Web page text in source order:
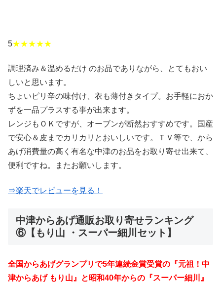
5★★★★★
調理済み＆温めるだけ のお品でありながら、とてもおい
しいと思います。
ちょいピリ辛の味付け、衣も薄付きタイプ。お手軽におか
ずを一品プラスする事が出来ます。
レンジもＯＫですが、オーブンが断然おすすめです。国産
で安心＆皮までカリカリとおいしいです。ＴＶ等で、から
あげ消費量の高く有名な中津のお品をお取り寄せ出来て、
便利ですね。またお願いします。
⇒楽天でレビューを見る！
中津からあげ通販お取り寄せランキング
⑥【 もり山 ・スーパー細川セット 】
全国からあげグランプリで5年連続金賞受賞の『元祖！中
津からあげ もり山』と昭和40年からの『スーパー細川』